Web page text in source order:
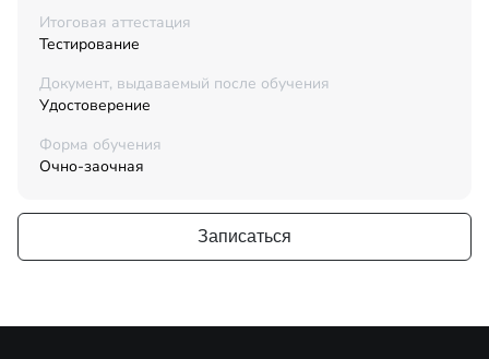
Итоговая аттестация
Тестирование
Документ, выдаваемый после обучения
Удостоверение
Форма обучения
Очно-заочная
Записаться